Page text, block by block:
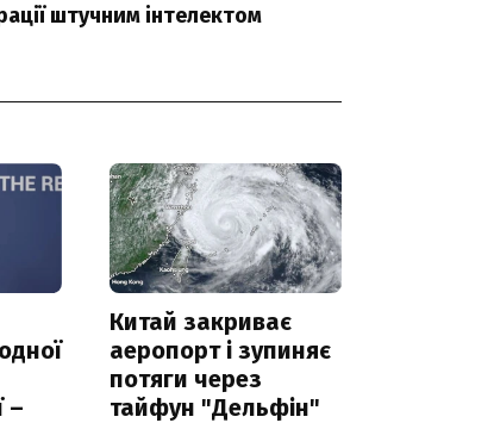
штучним інтелектом
–
Китай закриває
аеропорт і зупиняє
потяги через
тайфун "Дельфін"